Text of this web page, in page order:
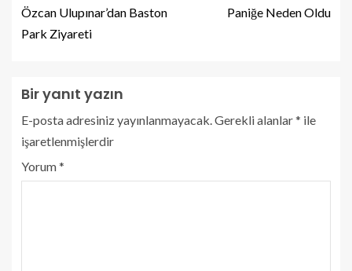
Özcan Ulupınar’dan Baston
Park Ziyareti
Paniğe Neden Oldu
Bir yanıt yazın
E-posta adresiniz yayınlanmayacak.Gerekli alanlar* ile
işaretlenmişlerdir
Yorum*